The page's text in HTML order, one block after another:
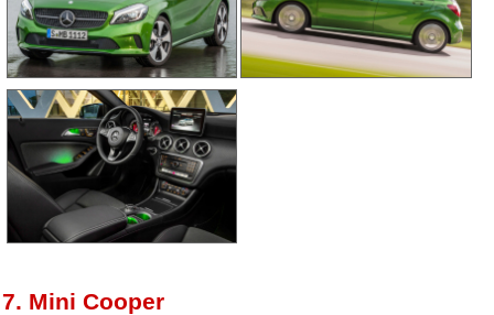
7. Mini Cooper